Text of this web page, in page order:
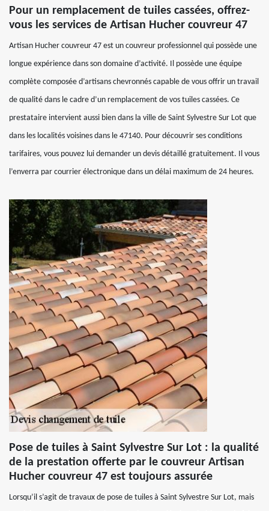
Pour un remplacement de tuiles cassées, offrez-
vous les services de Artisan Hucher couvreur 47
Artisan Hucher couvreur 47 est un couvreur professionnel qui possède une
longue expérience dans son domaine d’activité. Il possède une équipe
complète composée d’artisans chevronnés capable de vous offrir un travail
de qualité dans le cadre d’un remplacement de vos tuiles cassées. Ce
prestataire intervient aussi bien dans la ville de Saint Sylvestre Sur Lot que
dans les localités voisines dans le 47140. Pour découvrir ses conditions
tarifaires, vous pouvez lui demander un devis détaillé gratuitement. Il vous
l’enverra par courrier électronique dans un délai maximum de 24 heures.
Pose de tuiles à Saint Sylvestre Sur Lot : la qualité
de la prestation offerte par le couvreur Artisan
Hucher couvreur 47 est toujours assurée
Lorsqu’il s’agit de travaux de pose de tuiles à Saint Sylvestre Sur Lot, mais